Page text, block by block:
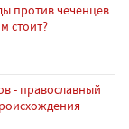
против чеченцев
стоит?
- православный